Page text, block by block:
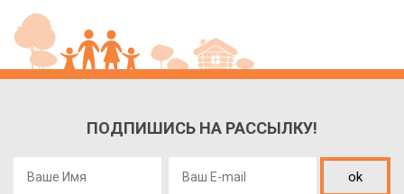
ПОДПИШИСЬ НА РАССЫЛКУ!
ok